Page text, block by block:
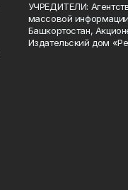
УЧРЕДИТЕЛИ:
массовой
Башкортостан,
Издательский дом